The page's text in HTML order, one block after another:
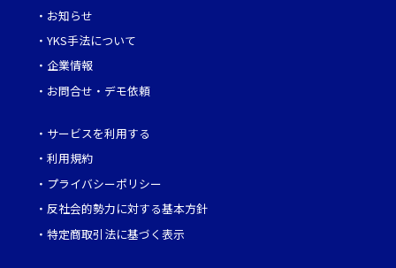
・ お知らせ
・ YKS手法について
・ 企業情報
・ お問合せ・デモ依頼
・ サービスを利用する
・ 利用規約
・ プライバシーポリシー
・ 反社会的勢力に対する基本方針
・ 特定商取引法に基づく表示